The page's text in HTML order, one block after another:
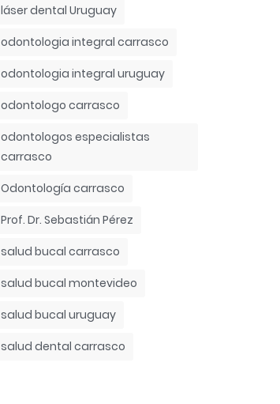
láser dental Uruguay
odontologia integral carrasco
odontologia integral uruguay
odontologo carrasco
odontologos especialistas
carrasco
Odontología carrasco
Prof. Dr. Sebastián Pérez
salud bucal carrasco
salud bucal montevideo
salud bucal uruguay
salud dental carrasco